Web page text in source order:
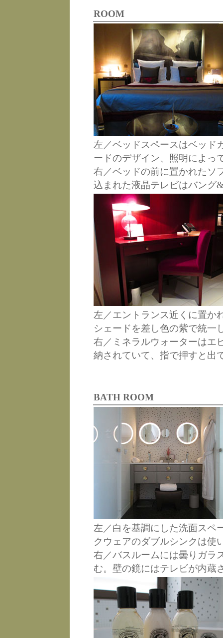
ROOM
左／ベッドスペースはベッド
ードのデザイン、照明によっ
右／ベッドの前に置かれたソ
込まれた液晶テレビはバング
左／エントランス近くに置か
シェードを差し色の紫で統一
右／ミネラルウォーターはエ
納されていて、指で押すと出
BATH ROOM
左／白を基調にした洗面スペ
クウェアのダブルシンクは使
右／バスルームには曇りガラ
む。壁の鏡にはテレビが内蔵